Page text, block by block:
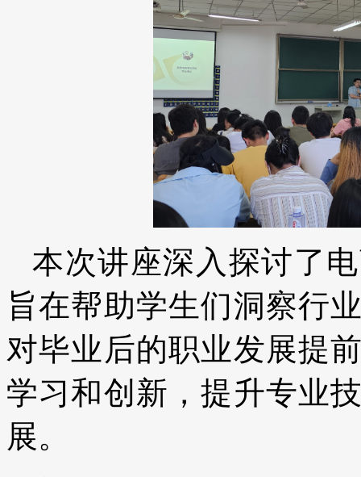
本次讲座深入探讨了
旨在帮助学生们洞察行
对毕业后的职业发展提
学习和创新，提升专业
展。